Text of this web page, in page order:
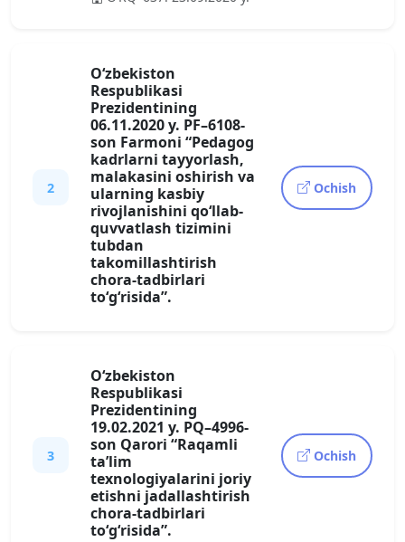
2
O‘zbekiston
Respublikasi
Prezidentining
06.11.2020 y. PF–6108-
son Farmoni “Pedagog
kadrlarni tayyorlash,
malakasini oshirish va
ularning kasbiy
rivojlanishini qo‘llab-
quvvatlash tizimini
tubdan
takomillashtirish
chora-tadbirlari
to‘g‘risida”.
Ochish
3
O‘zbekiston
Respublikasi
Prezidentining
19.02.2021 y. PQ–4996-
son Qarori “Raqamli
ta’lim
texnologiyalarini joriy
etishni jadallashtirish
chora-tadbirlari
to‘g‘risida”.
Ochish